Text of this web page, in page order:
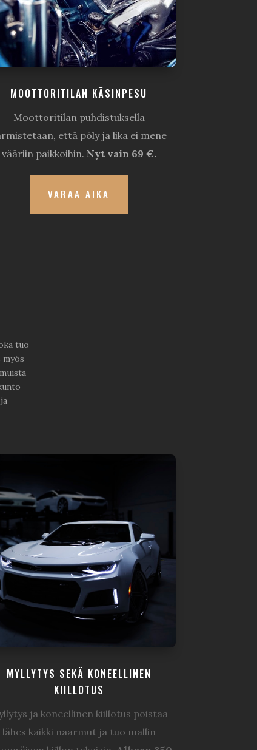
MOOTTORITILAN KÄSINPESU
Moottoritilan puhdistuksella
että pöly ja lika ei mene
vääriin paikkoihin. Nyt vain 69 €.
VARAA AIKA
tuo
myös
MYLLYTYS SEKÄ KONEELLINEN
KIILLOTUS
ja koneellinen kiillotus poistaa
lähes kaikki naarmut ja tuo mallin